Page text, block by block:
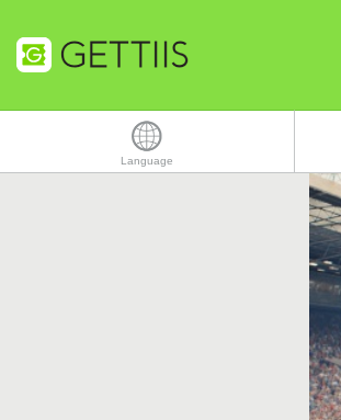
Language